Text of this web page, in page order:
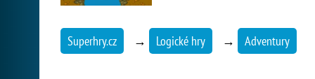
Superhry.cz → Logické hry → Adventury